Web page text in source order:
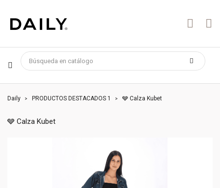
Daily PRODUCTOS DESTACADOS 1 🩶 Calza Kubet
🩶 Calza Kubet